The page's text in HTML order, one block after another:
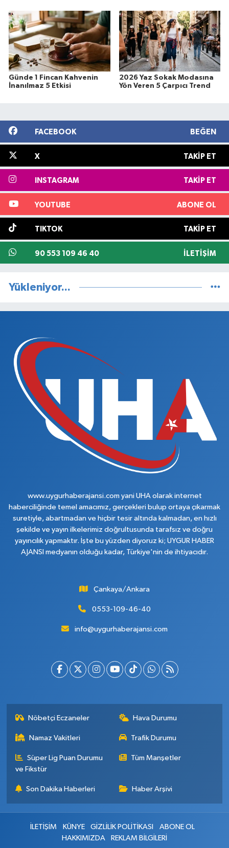
Günde 1 Fincan Kahvenin
İnanılmaz 5 Etkisi
2026 Yaz Sokak Modasına
Yön Veren 5 Çarpıcı Trend
FACEBOOK BEĞEN
X TAKIP ET
INSTAGRAM TAKIP ET
YOUTUBE ABONE OL
TIKTOK TAKIP ET
90 553 109 46 40 İLETIŞIM
Yükleniyor...
www.uygurhaberajansi.com yani UHA olarak internet
haberciliğinde temel amacımız, gerçekleri bulup ortaya çıkarmak
suretiyle, abartmadan ve hiçbir tesir altında kalmadan, en hızlı
şekilde ve yayın ilkelerimiz doğrultusunda tarafsız ve doğru
yayıncılık yapmaktır. İşte bu yüzden diyoruz ki; UYGUR HABER
AJANSI medyanın olduğu kadar, Türkiye'nin de ihtiyacıdır.
Çankaya/Ankara
0553-109-46-40
info@uygurhaberajansi.com
Nöbetçi Eczaneler Hava Durumu
Namaz Vakitleri Trafik Durumu
Süper Lig Puan Durumu
ve Fikstür
Tüm Manşetler
Son Dakika Haberleri Haber Arşivi
İLETİŞİM KÜNYE GİZLİLİK POLİTİKASI
ABONE OL
HAKKIMIZDA
REKLAM BİLGİLERİ